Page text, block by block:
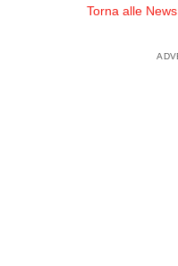
Torna alle News